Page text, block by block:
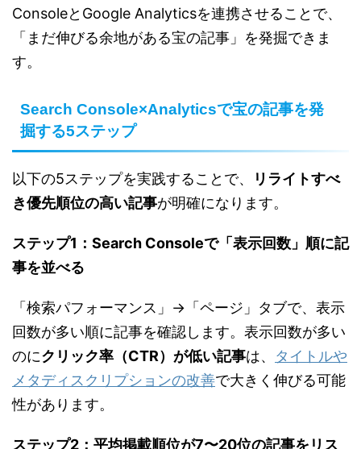
ConsoleとGoogle Analyticsを連携させることで、
「まだ伸びる余地がある宝の記事」を発掘できま
す。
Search Console×Analyticsで宝の記事を発
掘する5ステップ
以下の5ステップを実践することで、
リライトすべ
き優先順位の高い記事が明確になります。
ステップ1：Search Consoleで「表示回数」順に記
事を並べる
「検索パフォーマンス」→「ページ」タブで、表示
回数が多い順に記事を確認します。表示回数が多い
のにクリック率（CTR）が低い記事は、 タイトルや
メタディスクリプションの改善で大きく伸びる可能
性があります。
ステップ2：平均掲載順位が7〜20位の記事をリス